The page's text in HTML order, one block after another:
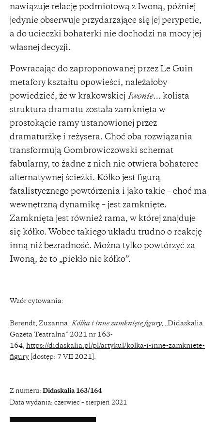
nawiązuje relację podmiotową z Iwoną, później
jedynie obserwuje przydarzające się jej perypetie,
a do ucieczki bohaterki nie dochodzi na mocy jej
własnej decyzji.
Powracając do zaproponowanej przez Le Guin
metafory kształtu opowieści, należałoby
powiedzieć, że w krakowskiej Iwonie… kolista
struktura dramatu została zamknięta w
prostokącie ramy ustanowionej przez
dramaturżkę i reżysera. Choć oba rozwiązania
transformują Gombrowiczowski schemat
fabularny, to żadne z nich nie otwiera bohaterce
alternatywnej ścieżki. Kółko jest figurą
fatalistycznego powtórzenia i jako takie – choć ma
wewnętrzną dynamikę – jest zamknięte.
Zamknięta jest również rama, w której znajduje
się kółko. Wobec takiego układu trudno o reakcję
inną niż bezradność. Można tylko powtórzyć za
Iwoną, że to „piekło nie kółko”.
Wzór cytowania:
Berendt, Zuzanna, Kółka i inne zamknięte figury, „Didaskalia.
Gazeta Teatralna” 2021 nr 163-
164,
https://didaskalia.pl/pl/artykul/kolka-i-inne-zamkniete-
figury [dostęp: 7 VII 2021].
Z numeru: Didaskalia 163/164
Data wydania: czerwiec – sierpień 2021